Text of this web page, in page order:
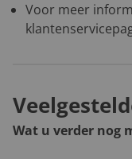
Voor meer
Wat u verder nog